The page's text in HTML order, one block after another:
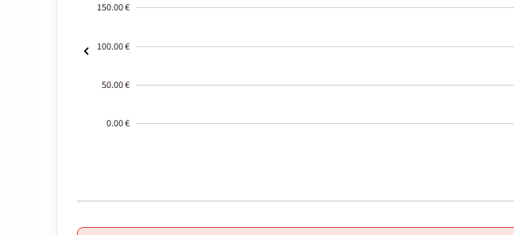
150.00 €
100.00 €
50.00 €
0.00 €
01-02